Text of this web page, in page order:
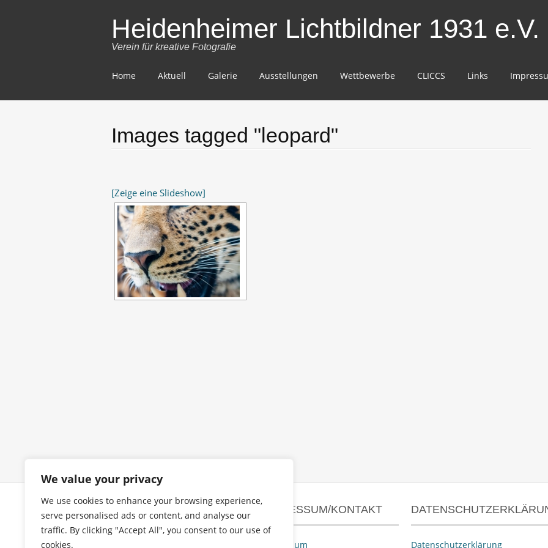
We value your privacy
We use cookies to enhance your browsing experience,
serve personalised ads or content, and analyse our
traffic. By clicking "Accept All", you consent to our use of
cookies.
Heidenheimer Lichtbildner 1931 e.V.
Verein für kreative Fotografie
Skip
content
Home Aktuell Galerie Ausstellungen Wettbewerbe CLICCS Links
Images tagged "leopard"
[Zeige eine Slideshow]
COPYRIGHT IMPRESSUM/KONTAKT
Impressum Datenschutzerklärung